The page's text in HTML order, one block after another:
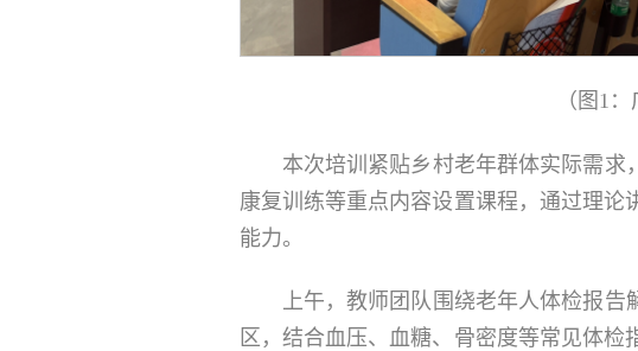
（图1
本次培训紧贴乡村老年群体实际需求
康复训练等重点内容设置课程，通过理
能力。
上午，教师团队围绕老年人体检报
区，结合血压、血糖、骨密度等常见体检